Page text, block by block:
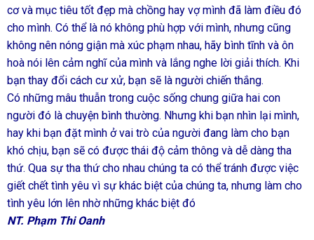
cơ và mục tiêu tốt đẹp mà chồng hay vợ mình đã làm điều đó
cho mình. Có thể là nó không phù hợp với mình, nhưng cũng
không nên nóng giận mà xúc phạm nhau, hãy bình tĩnh và ôn
hoà nói lên cảm nghĩ của mình và lắng nghe lời giải thích. Khi
bạn thay đổi cách cư xử, bạn sẽ là người chiến thắng.
Có những mâu thuẫn trong cuộc sống chung giữa hai con
người đó là chuyện bình thường. Nhưng khi bạn nhìn lại mình,
hay khi bạn đặt mình ở vai trò của người đang làm cho bạn
khó chịu, bạn sẽ có được thái độ cảm thông và dễ dàng tha
thứ. Qua sự tha thứ cho nhau chúng ta có thể tránh được việc
giết chết tình yêu vì sự khác biệt của chúng ta, nhưng làm cho
tình yêu lớn lên nhờ những khác biệt đó
NT. Phạm Thi Oanh